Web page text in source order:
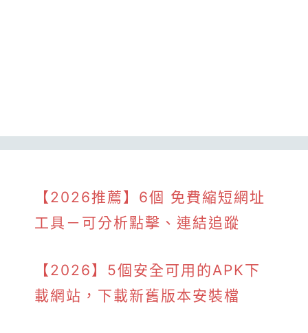
【2026推薦】6個 免費縮短網址
工具－可分析點擊、連結追蹤
【2026】5個安全可用的APK下
載網站，下載新舊版本安裝檔